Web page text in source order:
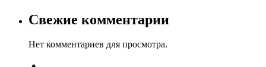
Свежие комментарии
Нет комментариев для просмотра.